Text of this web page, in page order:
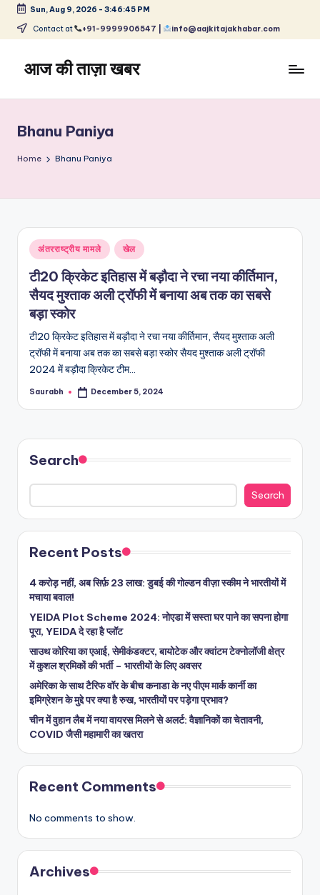
Skip
content
Sun, Aug 9, 2026 - 3:46:45 PM
Contact at +91-9999906547 | info@aajkitajakhabar.com
आज की ताज़ा खबर
ताज़ा
समाचार
–
और
विश्व
Bhanu Paniya
Home Bhanu Paniya
Posted
in
अंतरराष्ट्रीय मामले खेल
टी20 क्रिकेट इतिहास में बड़ौदा ने रचा नया कीर्तिमान,
सैयद मुश्ताक अली ट्रॉफी में बनाया अब तक का सबसे
बड़ा स्कोर
टी20 क्रिकेट इतिहास में बड़ौदा ने रचा नया कीर्तिमान, सैयद मुश्ताक अली
ट्रॉफी में बनाया अब तक का सबसे बड़ा स्कोर सैयद मुश्ताक अली ट्रॉफी
2024 में बड़ौदा क्रिकेट टीम…
Posted
Saurabh December 5, 2024
Search
Search
Recent Posts
4 करोड़ नहीं, अब सिर्फ़ 23 लाख: डुबई की गोल्डन वीज़ा स्कीम ने भारतीयों में
मचाया बवाल!
YEIDA Plot Scheme 2024: नोएडा में सस्ता घर पाने का सपना होगा
पूरा, YEIDA दे रहा है प्लॉट
साउथ कोरिया का एआई, सेमीकंडक्टर, बायोटेक और क्वांटम टेक्नोलॉजी क्षेत्र
में कुशल श्रमिकों की भर्ती – भारतीयों के लिए अवसर
अमेरिका के साथ टैरिफ वॉर के बीच कनाडा के नए पीएम मार्क कार्नी का
इमिग्रेशन के मुद्दे पर क्या है रुख, भारतीयों पर पड़ेगा प्रभाव?
चीन में वुहान लैब में नया वायरस मिलने से अलर्ट: वैज्ञानिकों का चेतावनी,
COVID जैसी महामारी का खतरा
Recent Comments
No comments to show.
Archives